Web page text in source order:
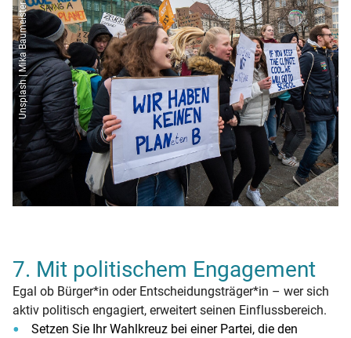
Unsplash | Mika Baumeister
7. Mit politischem Engagement
Egal ob Bürger*in oder Entscheidungsträger*in – wer sich
aktiv politisch engagiert, erweitert seinen Einflussbereich.
Setzen Sie Ihr Wahlkreuz bei einer Partei, die den